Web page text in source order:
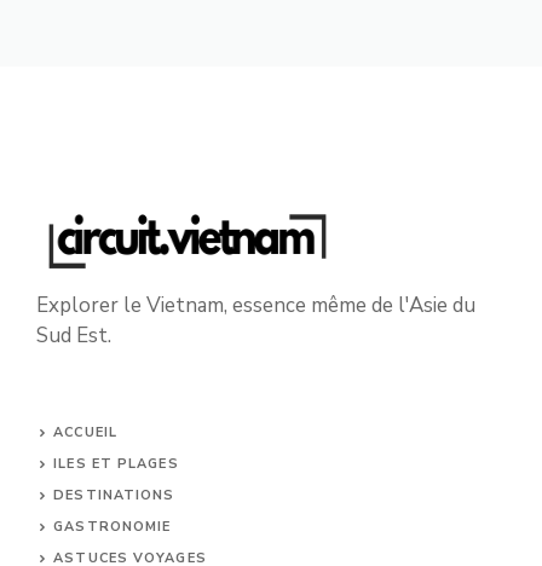
Explorer le Vietnam, essence même de l'Asie du
Sud Est.
ACCUEIL
ILES ET PLAGES
DESTINATIONS
GASTRONOMIE
ASTUCES VOYAGES